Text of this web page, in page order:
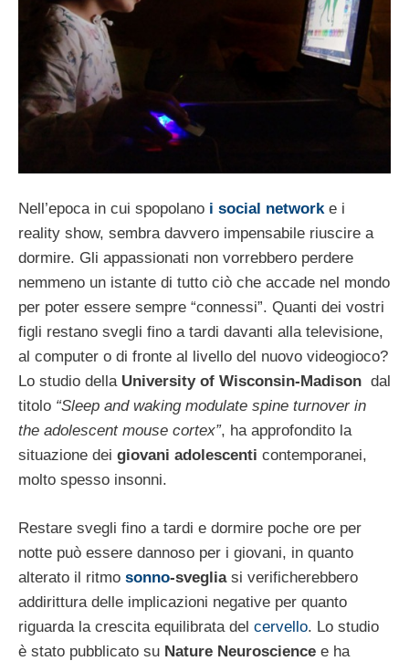
Nell’epoca in cui spopolano i social network e i
reality show, sembra davvero impensabile riuscire a
dormire. Gli appassionati non vorrebbero perdere
nemmeno un istante di tutto ciò che accade nel mondo
per poter essere sempre “connessi”. Quanti dei vostri
figli restano svegli fino a tardi davanti alla televisione,
al computer o di fronte al livello del nuovo videogioco?
Lo studio della University of Wisconsin-Madison dal
titolo “Sleep and waking modulate spine turnover in
the adolescent mouse cortex”, ha approfondito la
situazione dei giovani adolescenti contemporanei,
molto spesso insonni.
Restare svegli fino a tardi e dormire poche ore per
notte può essere dannoso per i giovani, in quanto
alterato il ritmo sonno-svegliasi verificherebbero
addirittura delle implicazioni negative per quanto
riguarda la crescita equilibrata del cervello. Lo studio
è stato pubblicato su Nature Neuroscience e ha